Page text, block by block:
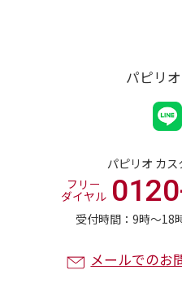
パピリ
パピリオ カ
受付時間：9時〜18
フリー
ダイヤル
メールでのお